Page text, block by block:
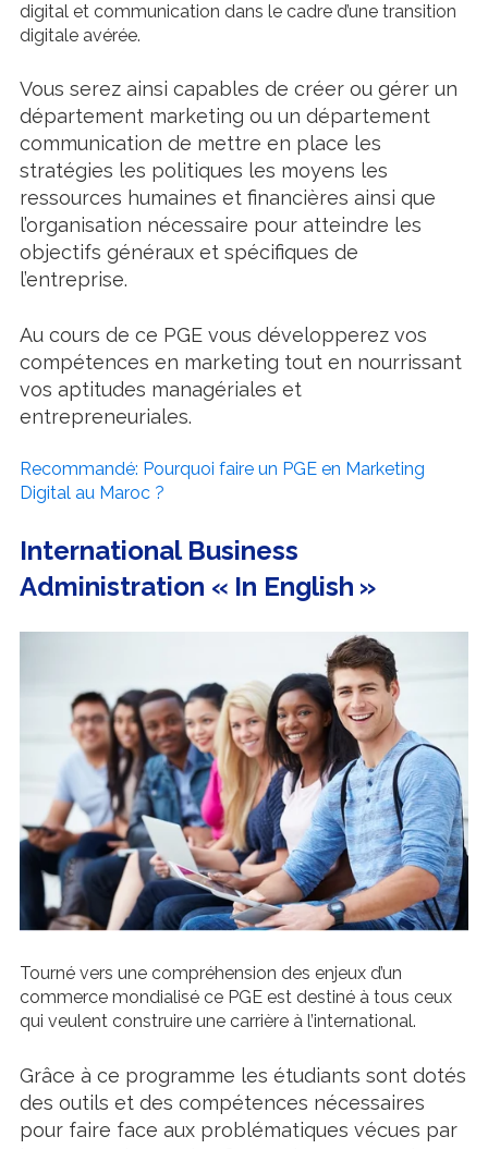
digital et communication dans le cadre d’une transition
digitale avérée.
Vous serez ainsi capables de créer ou gérer un
département marketing ou un département
communication de mettre en place les
stratégies les politiques les moyens les
ressources humaines et financières ainsi que
l’organisation nécessaire pour atteindre les
objectifs généraux et spécifiques de
l’entreprise.
Au cours de ce PGE vous développerez vos
compétences en marketing tout en nourrissant
vos aptitudes managériales et
entrepreneuriales.
Recommandé: Pourquoi faire un PGE en Marketing
Digital au Maroc ?
International Business
Administration « In English »
Tourné vers une compréhension des enjeux d’un
commerce mondialisé ce PGE est destiné à tous ceux
qui veulent construire une carrière à l’international.
Grâce à ce programme les étudiants sont dotés
des outils et des compétences nécessaires
pour faire face aux problématiques vécues par